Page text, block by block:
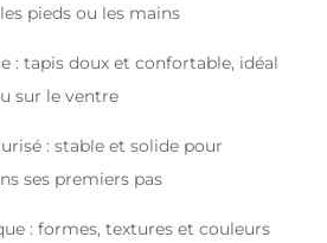
pieds ou les mains
: tapis doux et confortable, idéal
sur le ventre
: stable et solide pour
ses premiers pas
: formes, textures et couleurs